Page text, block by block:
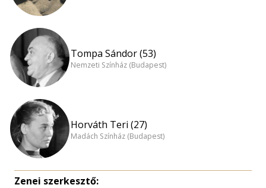
Tompa Sándor (53)
Nemzeti Színház (Budapest)
Horváth Teri (27)
Madách Színház (Budapest)
Zenei szerkesztő: